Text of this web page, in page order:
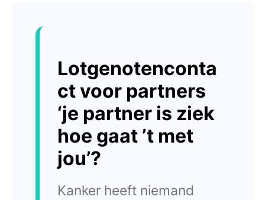
Lotgenotenconta
ct voor partners
‘je partner is ziek
hoe gaat ’t met
jou’?
Kanker heeft niemand